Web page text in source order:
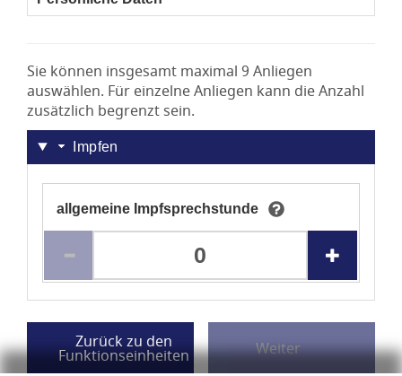
Sie können insgesamt maximal 9 Anliegen
auswählen. Für einzelne Anliegen kann die Anzahl
zusätzlich begrenzt sein.
Impfen
allgemeine Impfsprechstunde
Tooltip Sie können dieses Anliegen maximal 5 Mal